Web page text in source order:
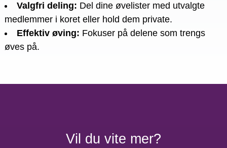
Valgfri deling: Del dine øvelister med utvalgte
medlemmer i koret eller hold dem private.
Effektiv øving: Fokuser på delene som trengs
øves på.
Vil du vite mer?